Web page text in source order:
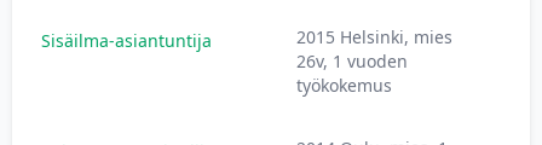
Sisäilma-asiantuntija
2015 Helsinki, mies
26v, 1 vuoden
työkokemus